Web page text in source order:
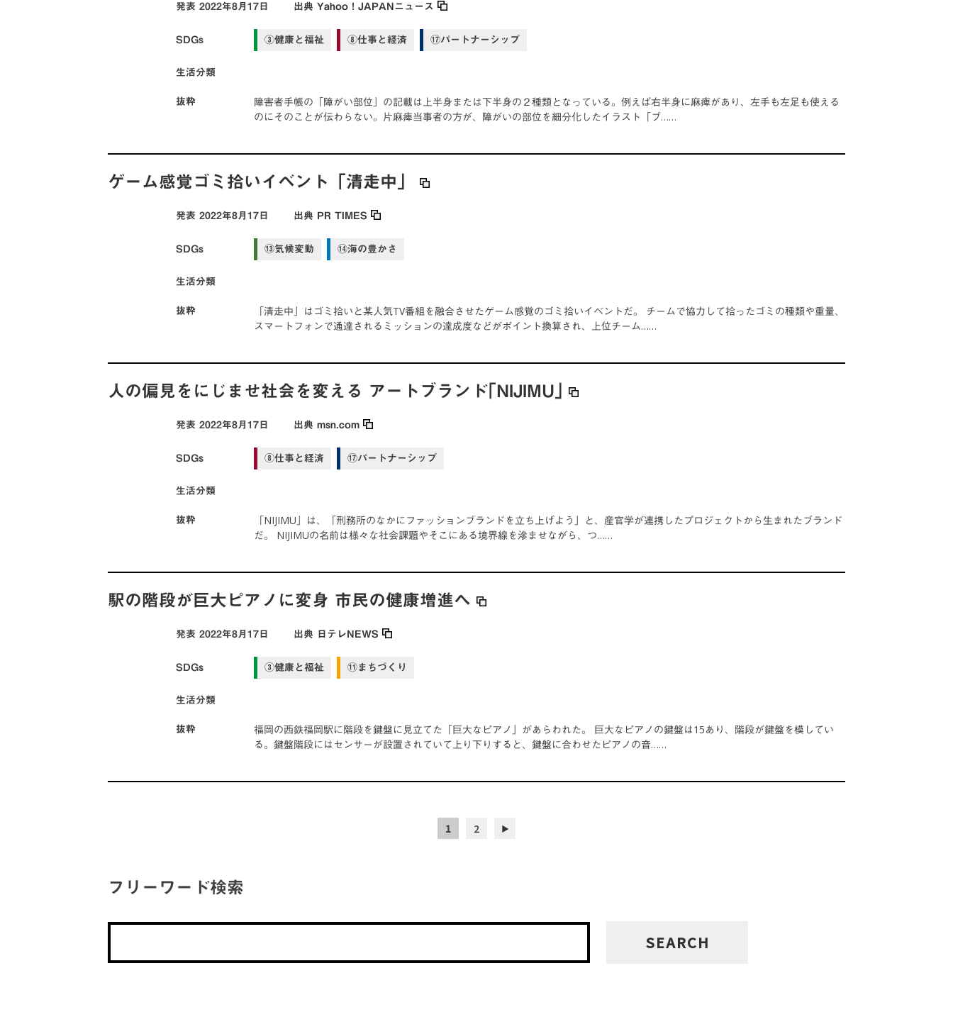
発表 2022年8月17日 出典 Yahoo！JAPANニュース
SDGs ③健康と福祉 ⑧仕事と経済 ⑰パートナーシップ
生活分類
抜粋
障害者手帳の「障がい部位」の記載は上半身または下半身の２種類となっている。例えば右半身に麻痺があり、左手も左足も使える
のにそのことが伝わらない。片麻痺当事者の方が、障がいの部位を細分化したイラスト「ブ……
ゲーム感覚ゴミ拾いイベント「清走中」
発表 2022年8月17日 出典 PR TIMES
SDGs ⑬気候変動 ⑭海の豊かさ
生活分類
抜粋
「清走中」はゴミ拾いと某人気TV番組を融合させたゲーム感覚のゴミ拾いイベントだ。 チームで協力して拾ったゴミの種類や重量、
スマートフォンで通達されるミッションの達成度などがポイント換算され、上位チーム……
人の偏見をにじませ社会を変える アートブランド｢NIJIMU｣
発表 2022年8月17日 出典 msn.com
SDGs ⑧仕事と経済 ⑰パートナーシップ
生活分類
抜粋
「NIJIMU」は、「刑務所のなかにファッションブランドを立ち上げよう」と、産官学が連携したプロジェクトから生まれたブランド
だ。 NIJIMUの名前は様々な社会課題やそこにある境界線を滲ませながら、つ……
駅の階段が巨大ピアノに変身 市民の健康増進へ
発表 2022年8月17日 出典 日テレNEWS
SDGs ③健康と福祉 ⑪まちづくり
生活分類
抜粋
福岡の西鉄福岡駅に階段を鍵盤に見立てた「巨大なピアノ」があらわれた。 巨大なピアノの鍵盤は15あり、階段が鍵盤を模してい
る。鍵盤階段にはセンサーが設置されていて上り下りすると、鍵盤に合わせたピアノの音……
1 2 ▶︎
フリーワード検索